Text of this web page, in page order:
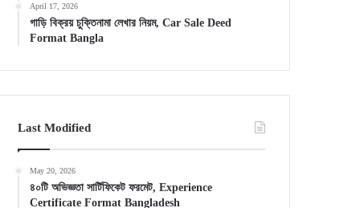
April 17, 2026
গাড়ি বিক্রয় চুক্তিনামা লেখার নিয়ম, Car Sale Deed
Format Bangla
Last Modified
May 20, 2026
৪০টি অভিজ্ঞতা সার্টিফিকেট ফরমেট, Experience
Certificate Format Bangladesh